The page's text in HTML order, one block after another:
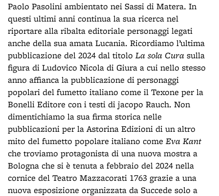
Paolo Pasolini ambientato nei Sassi di Matera. In
questi ultimi anni continua la sua ricerca nel
riportare alla ribalta editoriale personaggi legati
anche della sua amata Lucania. Ricordiamo l’ultima
pubblicazione del 2024 dal titolo La sola Cura sulla
figura di Ludovico Nicola di Giura a cui nello stesso
anno affianca la pubblicazione di personaggi
popolari del fumetto italiano come il Texone per la
Bonelli Editore con i testi di jacopo Rauch. Non
dimentichiamo la sua firma storica nelle
pubblicazioni per la Astorina Edizioni di un altro
mito del fumetto popolare italiano come Eva Kant
che troviamo protagonista di una nuova mostra a
Bologna che si è tenuta a febbraio del 2024 nella
cornice del Teatro Mazzacorati 1763 grazie a una
nuova esposizione organizzata da Succede solo a